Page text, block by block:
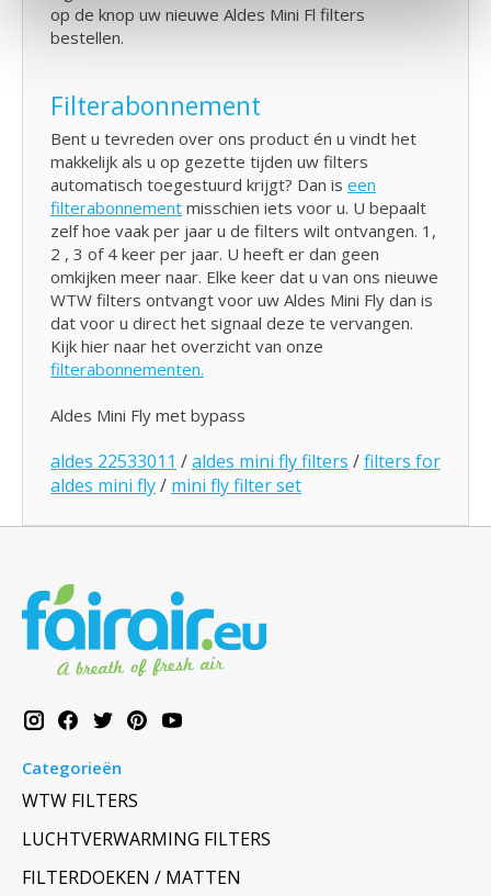
op de knop uw nieuwe Aldes Mini Fl filters
bestellen.
Filterabonnement
Bent u tevreden over ons product én u vindt het
makkelijk als u op gezette tijden uw filters
automatisch toegestuurd krijgt? Dan is een
filterabonnement misschien iets voor u. U bepaalt
zelf hoe vaak per jaar u de filters wilt ontvangen. 1,
2 , 3 of 4 keer per jaar. U heeft er dan geen
omkijken meer naar. Elke keer dat u van ons nieuwe
WTW filters ontvangt voor uw Aldes Mini Fly dan is
dat voor u direct het signaal deze te vervangen.
Kijk hier naar het overzicht van onze
filterabonnementen.
Aldes Mini Fly met bypass
aldes 22533011 /aldes mini fly filters /filters for
aldes mini fly/ mini fly filter set
Categorieën
WTW FILTERS
LUCHTVERWARMING FILTERS
FILTERDOEKEN / MATTEN